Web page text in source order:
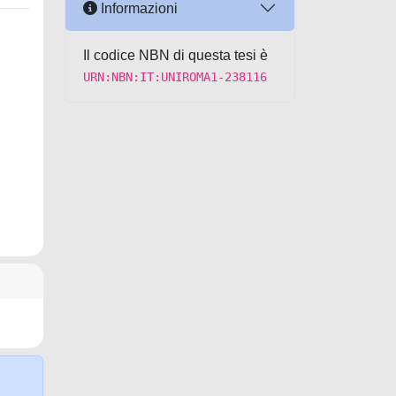
Informazioni
Il codice NBN di questa tesi è
URN:NBN:IT:UNIROMA1-238116